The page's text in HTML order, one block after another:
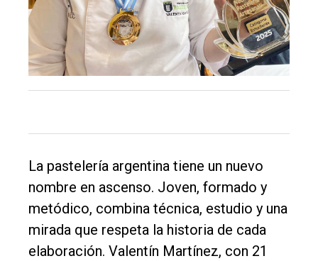
La pastelería argentina tiene un nuevo
nombre en ascenso. Joven, formado y
metódico, combina técnica, estudio y una
mirada que respeta la historia de cada
elaboración. Valentín Martínez, con 21